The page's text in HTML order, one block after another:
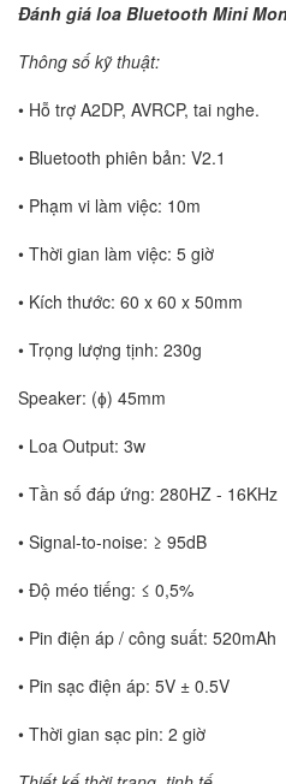
Đánh giá loa Bluetooth Mini
Thông số kỹ thuật:
• Hỗ trợ A2DP, AVRCP, tai nghe.
• Bluetooth phiên bản: V2.1
• Phạm vi làm việc: 10m
• Thời gian làm việc: 5 giờ
• Kích thước: 60 x 60 x 50mm
• Trọng lượng tịnh: 230g
Speaker: (ɸ) 45mm
• Loa Output: 3w
• Tần số đáp ứng: 280HZ - 16KHz
• Signal-to-noise: ≥ 95dB
• Độ méo tiếng: ≤ 0,5%
• Pin điện áp / công suất: 520mAh
• Pin sạc điện áp: 5V ± 0.5V
• Thời gian sạc pin: 2 giờ